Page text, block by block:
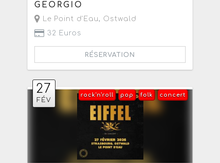
GEORGIO
Le Point d'Eau, Ostwald
32 Euros
RÉSERVATION
27
FÉV
concert
folk
pop
rock'n'roll